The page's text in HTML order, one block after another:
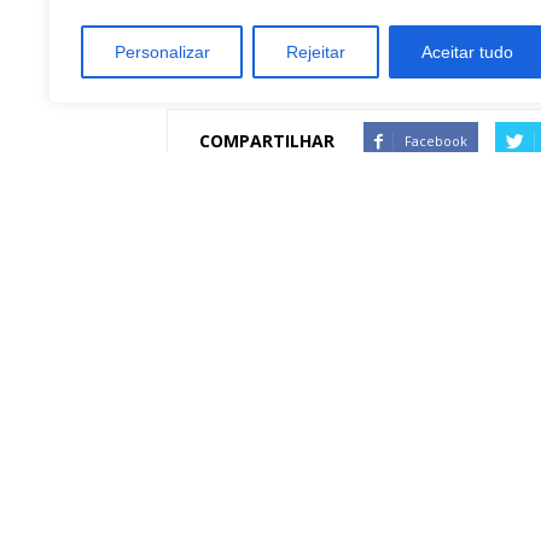
Personalizar Rejeitar Aceitar tudo
COMPARTILHAR Facebook